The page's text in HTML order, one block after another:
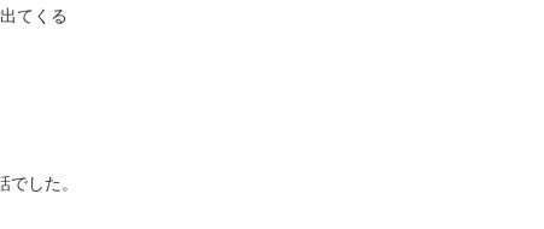
てくる
でした。